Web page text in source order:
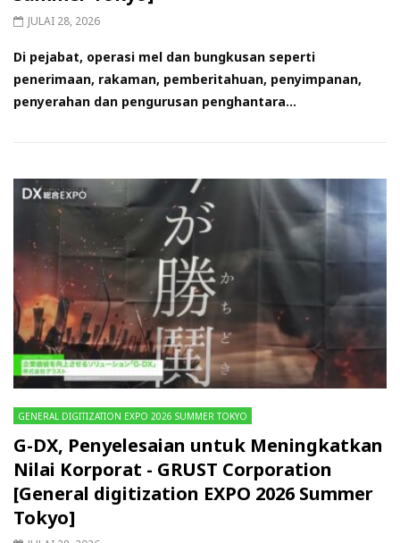
JULAI 28, 2026
Di pejabat, operasi mel dan bungkusan seperti
penerimaan, rakaman, pemberitahuan, penyimpanan,
penyerahan dan pengurusan penghantara...
GENERAL DIGITIZATION EXPO 2026 SUMMER TOKYO
G-DX, Penyelesaian untuk Meningkatkan
Nilai Korporat - GRUST Corporation
[General digitization EXPO 2026 Summer
Tokyo]